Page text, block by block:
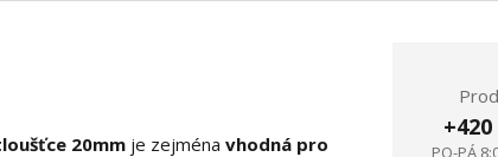
20mm je zejména vhodná pro
PO-PÁ